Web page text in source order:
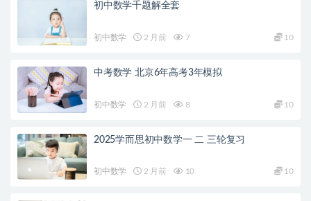
初中数学千题解全套
初中数学 2 月前 7 10
中考数学 北京6年高考3年模拟
初中数学 2 月前 8 10
2025学而思初中数学一 二 三轮复习
初中数学 2 月前 10 10